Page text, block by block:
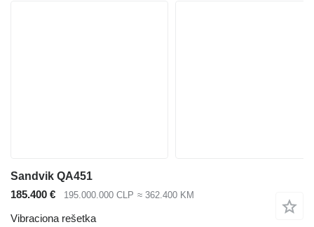
Sandvik QA451
185.400 €
195.000.000 CLP ≈ 362.400 KM
Vibraciona rešetka